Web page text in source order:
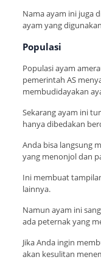
Nama ayam ini juga
ayam yang
Populasi
Populasi ayam
pemerintah AS
membudidayakan
Sekarang ayam ini
hanya dibedakan
Anda bisa langsung
yang menonjol dan
Ini membuat
lainnya.
Namun ayam ini
ada peternak yang
Jika Anda ingin
akan kesulitan